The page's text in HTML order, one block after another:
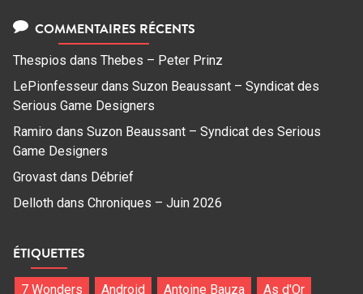
COMMENTAIRES RÉCENTS
Thespios dans Thebes – Peter Prinz
LePionfesseur dans Suzon Beaussant – Syndicat des
Serious Game Designers
Ramiro dans Suzon Beaussant – Syndicat des Serious
Game Designers
Grovast dans Débrief
Delloth dans Chroniques – Juin 2026
ÉTIQUETTES
7 Wonders Android Antoine Bauza
As d'Or